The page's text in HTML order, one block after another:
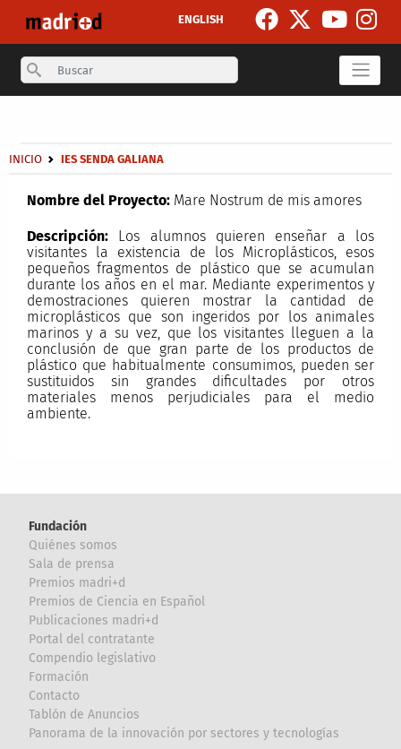
ENGLISH
Search
Sobrescribir enlaces de ayuda a la navegación
INICIO IES SENDA GALIANA
Nombre del Proyecto:Mare Nostrum de mis amores
Descripción:Los alumnos quieren enseñar a los
visitantes la existencia de los Microplásticos, esos
pequeños fragmentos de plástico que se acumulan
durante los años en el mar. Mediante experimentos y
demostraciones quieren mostrar la cantidad de
microplásticos que son ingeridos por los animales
marinos y a su vez, que los visitantes lleguen a la
conclusión de que gran parte de los productos de
plástico que habitualmente consumimos, pueden ser
sustituidos sin grandes dificultades por otros
materiales menos perjudiciales para el medio
ambiente.
Fundación
Quiénes somos
Sala de prensa
Premios madri+d
Premios de Ciencia en Español
Publicaciones madri+d
Portal del contratante
Compendio legislativo
Formación
Contacto
Tablón de Anuncios
Panorama de la innovación por sectores y tecnologías